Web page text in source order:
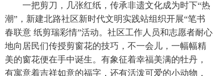
一把剪刀，几张红纸，传承非遗文化成为时下“热
潮”，新建北路社区新时代文明实践站组织开展“笔书
春联意 纸剪瑞彩情”活动。社区工作人员和志愿者耐心
地向居民们传授剪窗花的技巧，不一会儿，一幅幅精
美的窗花便在手中诞生。有象征着幸福美满的牡丹，
有寓意着吉祥如意的福字，还有活泼可爱的小动物，